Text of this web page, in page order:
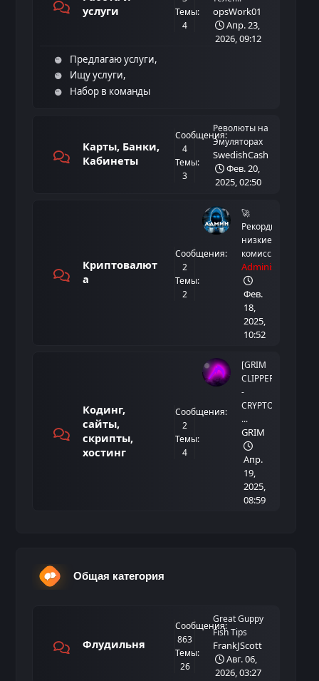
услуги
Темы:
4
opsWork01
Апр. 23,
2026, 09:12
Предлагаю услуги
Ищу услуги
Набор в команды
Карты, Банки,
Кабинеты
Сообщения:
4
Темы:
3
Революты на
Эмуляторах
SwedishCash
Фев. 20,
2025, 02:50
Криптовалют
а
Сообщения:
2
Темы:
2
🚀
Рекордно
низкие
комисс...
Administrator
Фев.
18,
2025,
10:52
Кодинг,
сайты,
скрипты,
хостинг
Сообщения:
2
Темы:
4
[GRIM
CLIPPER]
-
CRYPTO
...
GRIM
Апр.
19,
2025,
08:59
Общая категория
Флудильня
Сообщения:
863
Темы:
26
Great Guppy
Fish Tips
FrankJScott
Авг. 06,
2026, 03:27